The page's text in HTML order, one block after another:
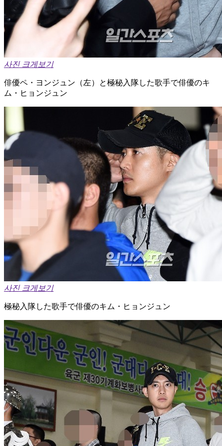
사진 크게보기
俳優ペ・ヨンジュン（左）と極秘入隊した歌手で俳優のキ
ム・ヒョンジュン
사진 크게보기
極秘入隊した歌手で俳優のキム・ヒョンジュン